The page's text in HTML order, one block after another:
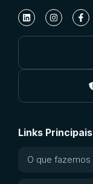
Links Principais
O que fazemos